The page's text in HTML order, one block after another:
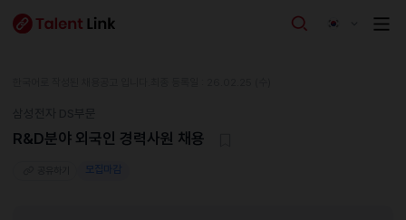
R&D분야 외국인 경력사원 채용
모집마감